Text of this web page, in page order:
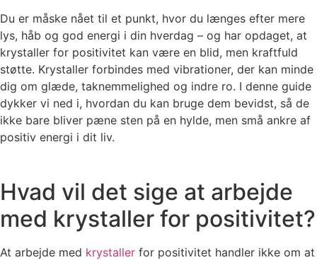
Du er måske nået til et punkt, hvor du længes efter mere
lys, håb og god energi i din hverdag – og har opdaget, at
krystaller for positivitet kan være en blid, men kraftfuld
støtte. Krystaller forbindes med vibrationer, der kan minde
dig om glæde, taknemmelighed og indre ro. I denne guide
dykker vi ned i, hvordan du kan bruge dem bevidst, så de
ikke bare bliver pæne sten på en hylde, men små ankre af
positiv energi i dit liv.
Hvad vil det sige at arbejde
med krystaller for positivitet?
At arbejde med krystaller for positivitet handler ikke om at